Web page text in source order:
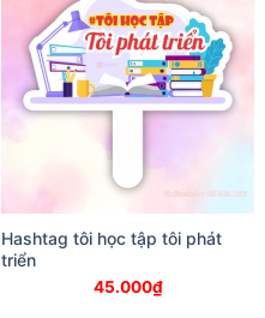
Hashtag tôi học tập tôi phát
triển
45.000₫